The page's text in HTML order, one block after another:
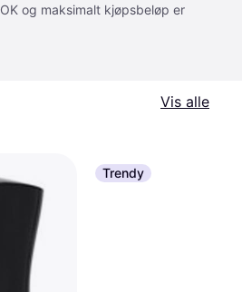
og maksimalt kjøpsbeløp er
Vis alle
Trendy